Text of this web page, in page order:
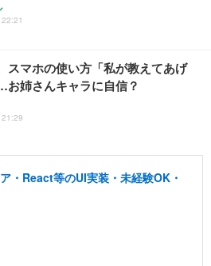
スマホの使い方「私が教えてあげ
姉さんキャラに自信？
・React等のUI実装・未経験OK・